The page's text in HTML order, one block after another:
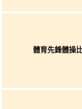
體育先鋒體操